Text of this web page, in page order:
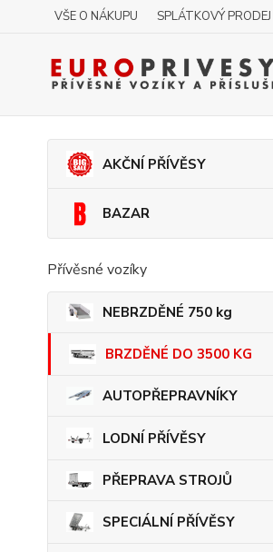
VŠE O NÁKUPU SPLÁTKOVÝ PRODEJ
AKČNÍ PŘÍVĚSY
BAZAR
Přívěsné vozíky
NEBRZDĚNÉ 750 kg
BRZDĚNÉ DO 3500 KG
AUTOPŘEPRAVNÍKY
LODNÍ PŘÍVĚSY
PŘEPRAVA STROJŮ
SPECIÁLNÍ PŘÍVĚSY